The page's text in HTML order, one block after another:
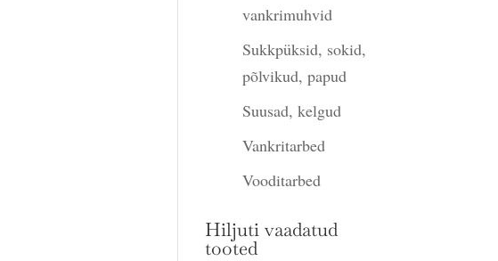
vankrimuhvid
Sukkpüksid, sokid,
põlvikud, papud
Suusad, kelgud
Vankritarbed
Vooditarbed
Hiljuti vaadatud
tooted